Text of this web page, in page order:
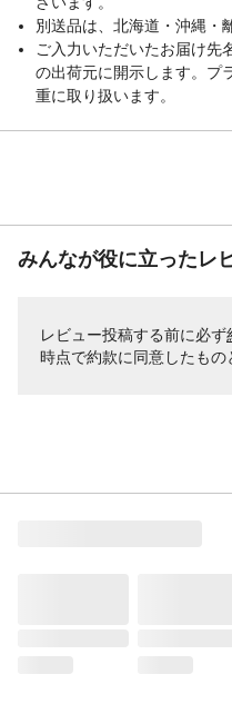
別送品は、北海道・沖縄・
ご入力いただいたお届け先
の出荷元に開示します。プ
重に取り扱います。
みんなが役に立ったレ
レビュー投稿する前に必ず
時点で約款に同意したもの